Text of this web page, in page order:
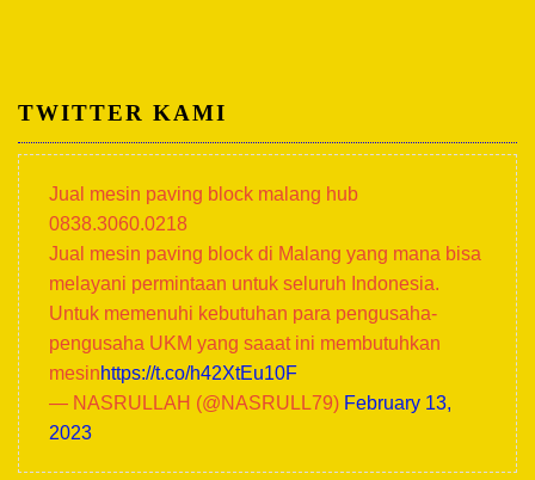
TWITTER KAMI
Jual mesin paving block malang hub
0838.3060.0218
Jual mesin paving block di Malang yang mana bisa
melayani permintaan untuk seluruh Indonesia.
Untuk memenuhi kebutuhan para pengusaha-
pengusaha UKM yang saaat ini membutuhkan
mesinhttps://t.co/h42XtEu10F
— NASRULLAH (@NASRULL79) February 13,
2023